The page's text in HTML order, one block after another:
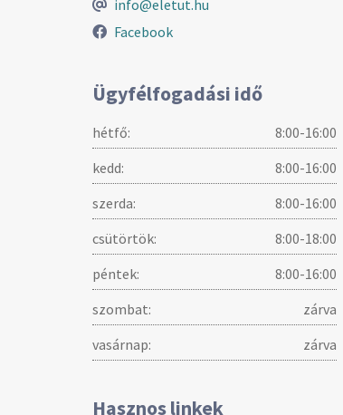
info@eletut.hu
Facebook
Ügyfélfogadási idő
hétfő:
8:00-16:00
kedd:
8:00-16:00
szerda:
8:00-16:00
csütörtök:
8:00-18:00
péntek:
8:00-16:00
szombat:
zárva
vasárnap:
zárva
Hasznos linkek